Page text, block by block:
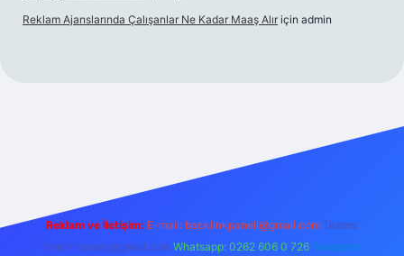
Reklam Ajanslarında Çalışanlar Ne Kadar Maaş Alır için admin
Reklam ve İletişim: E-mail: backlinkpaneli@gmail.com Teams:
forumhizmeti@gmail.com Whatsapp: 0262 606 0 726 Telegram: